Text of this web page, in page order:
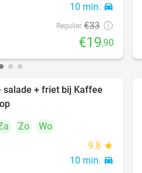
10 min. directions_car
Regulier €33
€19,90
27%
salade + friet bij Kaffee
Zo
Wo
9.8 star
10 min. directions_car